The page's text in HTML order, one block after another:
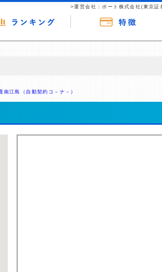
>運営会社：ポート株式会社(東京
南江島（自動契約コ－ナ－）